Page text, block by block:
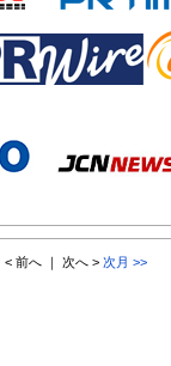
< 前へ ｜ 次へ > 次月 >>